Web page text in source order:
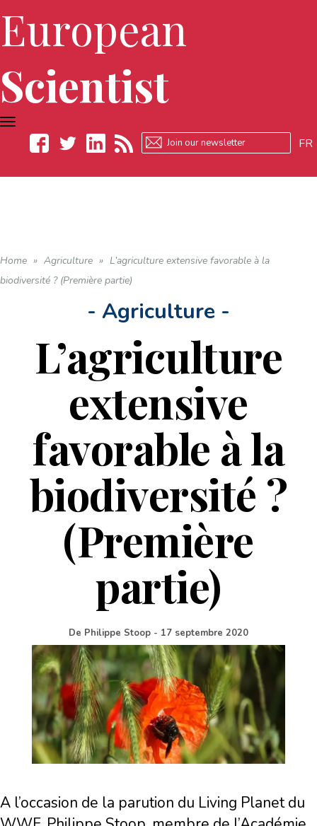
European
Scientist
FR
TOGGLE
NAVIGATION
Home » Agriculture » L’agriculture extensive favorable à la
biodiversité ? (Première partie)
- Agriculture -
L’agriculture
extensive
favorable à la
biodiversité ?
(Première
partie)
De Philippe Stoop - 17 septembre 2020
A l’occasion de la parution du Living Planet du